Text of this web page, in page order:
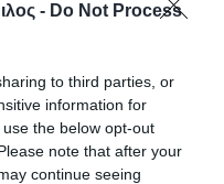
- Do Not Process
to third parties, or
information for
the below opt-out
note that after your
continue seeing